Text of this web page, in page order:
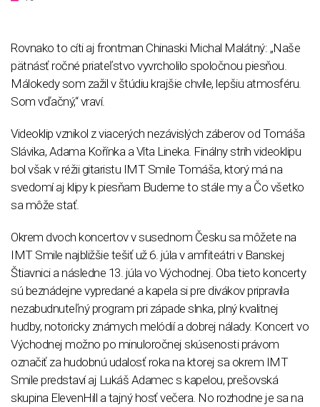
​Rovnako to cíti aj frontman Chinaski Michal Malátný: „Naše
pätnásť ročné priateľstvo vyvrcholilo spoločnou piesňou.
Málokedy som zažil v štúdiu krajšie chvíle, lepšiu atmosféru.
Som vďačný,“ vraví.
Videoklip vznikol z viacerých nezávislých záberov od Tomáša
Slávika, Adama Kořínka a Víta Lineka. Finálny strih videoklipu
bol však v réžii gitaristu IMT Smile Tomáša, ktorý má na
svedomí aj klipy k piesňam Budeme to stále my a Čo všetko
sa môže stať.
Okrem dvoch koncertov v susednom Česku sa môžete na
IMT Smile najbližšie tešiť už 6. júla v amfiteátri v Banskej
Štiavnici a následne 13. júla vo Východnej. Oba tieto koncerty
sú beznádejne vypredané a kapela si pre divákov pripravila
nezabudnuteľný program pri západe slnka, plný kvalitnej
hudby, notoricky známych melódií a dobrej nálady. Koncert vo
Východnej možno po minuloročnej skúsenosti právom
označiť za hudobnú udalosť roka na ktorej sa okrem IMT
Smile predstaví aj Lukáš Adamec s kapelou, prešovská
skupina ElevenHill a tajný hosť večera. No rozhodne je sa na